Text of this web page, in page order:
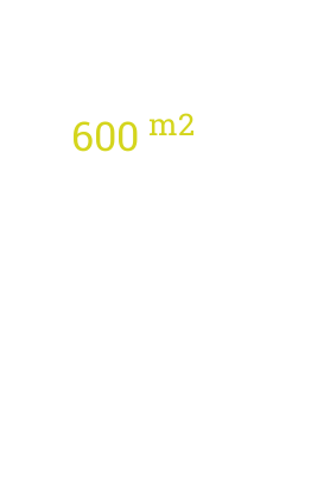
600 m2